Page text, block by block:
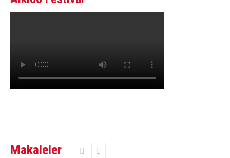
Makaleler  